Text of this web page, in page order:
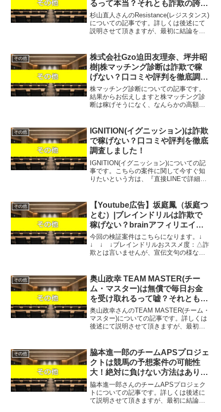
るって本当？それとも詐欺の誇大
広告！？
杉山直人さんのResistance(レジスタンス)
についての記事です。詳しくは後述にて
説明させて頂きますが、最初に結論をお
案件を教えて欲しいという方は、自...
その他
株式会社Gzo迫田友理奈、坪井昭
樹|株マッチング診断は詐欺で稼
げない？口コミや評判を徹底調査
しました！
株マッチング診断についての記事です。
結果からお伝えしますと株マッチング診
断は稼げそうになく、なんらかの高額請
て今すぐ知りたいという方は、『直接
LINEで詳細をお答えしま...
その他
IGNITION(イグニッション)は詐欺
で稼げない？口コミや評判を徹底
調査しました！
IGNITION(イグニッション)についての記
事です。こちらの案件に関して今すぐ知
りたいという方は、『直接LINEで詳細を
いう方は、自分が実際にやっていて、稼
げている案...
その他
【Youtube広告】坂庭鳳（坂庭つ
とむ）|ブレインドリルは詐欺で
稼げない？brainアフィリエイ
ト？怪しい口コミや評判を徹底調
査しました！
今回の検証案件はこちらになります。↓
↓ ↓ ↓ブレインドリルおススメ度：△詐
欺とは言いませんが、宣伝文句の様な形
職）の傍ら、100件以上の副業検証を行い
年間約1,...
その他
奥山政幸 TEAM MASTER(チー
ム・マスター)は無償で毎日お金
を受け取れるって嘘？それとも本
当？
奥山政幸さんのTEAM MASTER(チーム・
マスター)についての記事です。詳しくは
後述にて説明させて頂きますが、最初に
できません。じゃあ、稼げる案件を教え
て欲しいと...
その他
脇本進一郎のチームAPSプロジェ
クトは競馬の予想案件の可能性
大！絶対に負けない方法はあり得
ないので注意！
脇本進一郎さんのチームAPSプロジェク
トについての記事です。詳しくは後述に
て説明させて頂きますが、最初に結論を